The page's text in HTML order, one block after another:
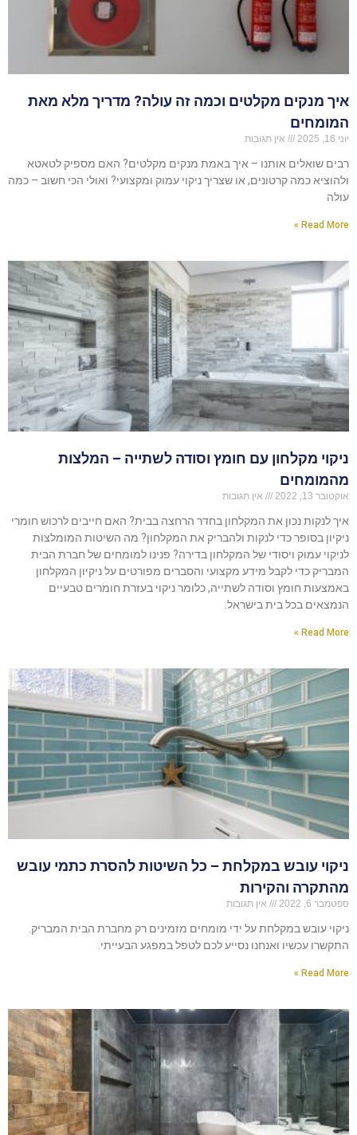
איך מנקים מקלטים וכמה זה עולה? מדריך מלא מאת
המומחים
יוני 16, 2025 אין תגובות
רבים שואלים אותנו – איך באמת מנקים מקלטים? האם מספיק לטאטא
ולהוציא כמה קרטונים, או שצריך ניקוי עמוק ומקצועי? ואולי הכי חשוב – כמה
עולה
Read More »
ניקוי מקלחון עם חומץ וסודה לשתייה – המלצות
מהמומחים
אוקטובר 13, 2022 אין תגובות
איך לנקות נכון את המקלחון בחדר הרחצה בבית? האם חייבים לרכוש חומרי
ניקיון בסופר כדי לנקות ולהבריק את המקלחון? מה השיטות המומלצות
לניקוי עמוק ויסודי של המקלחון בדירה? פנינו למומחים של חברת הבית
המבריק כדי לקבל מידע מקצועי והסברים מפורטים על ניקיון המקלחון
באמצעות חומץ וסודה לשתייה, כלומר ניקוי בעזרת חומרים טבעיים
הנמצאים בכל בית בישראל.
Read More »
ניקוי עובש במקלחת – כל השיטות להסרת כתמי עובש
מהתקרה והקירות
ספטמבר 6, 2022 אין תגובות
ניקוי עובש במקלחת על ידי מומחים מזמינים רק מחברת הבית המבריק.
התקשרו עכשיו ואנחנו נסייע לכם לטפל במפגע הבעייתי.
Read More »